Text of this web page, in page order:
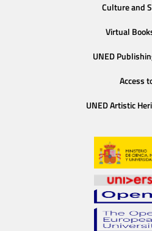
Culture and
Virtual
UNED
Access
UNED Artistic